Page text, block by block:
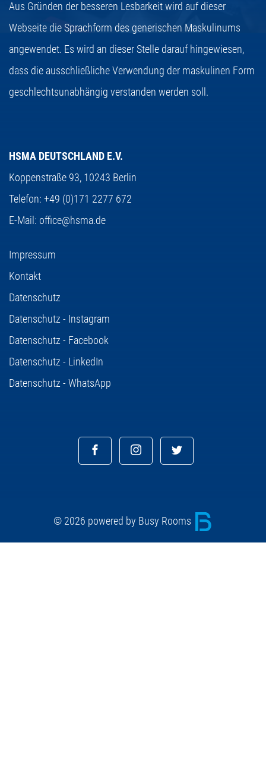
Aus Gründen der besseren Lesbarkeit wird auf dieser
Webseite die Sprachform des generischen Maskulinums
angewendet. Es wird an dieser Stelle darauf hingewiesen,
dass die ausschließliche Verwendung der maskulinen Form
geschlechtsunabhängig verstanden werden soll.
HSMA DEUTSCHLAND E.V.
Koppenstraße 93, 10243 Berlin
Telefon: +49 (0)171 2277 672
E-Mail: office@hsma.de
Impressum
Kontakt
Datenschutz
Datenschutz - Instagram
Datenschutz - Facebook
Datenschutz - LinkedIn
Datenschutz - WhatsApp
© 2026 powered by Busy Rooms